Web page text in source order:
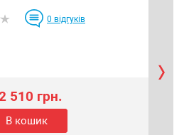
0 відгуків
510 грн.
В кошик